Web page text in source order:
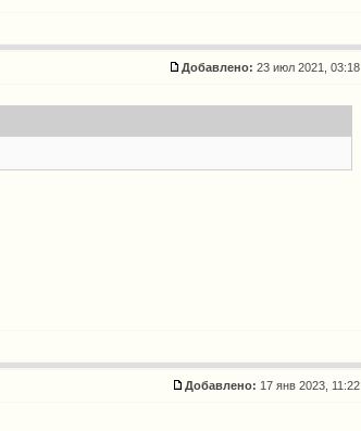
Добавлено: 23 июл 2021, 03:18
Добавлено: 17 янв 2023, 11:22